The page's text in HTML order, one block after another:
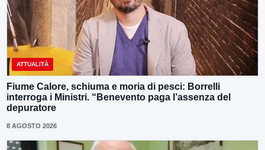
ATTUALITÀ
Fiume Calore, schiuma e moria di pesci: Borrelli
interroga i Ministri. “Benevento paga l’assenza del
depuratore
8 AGOSTO 2026